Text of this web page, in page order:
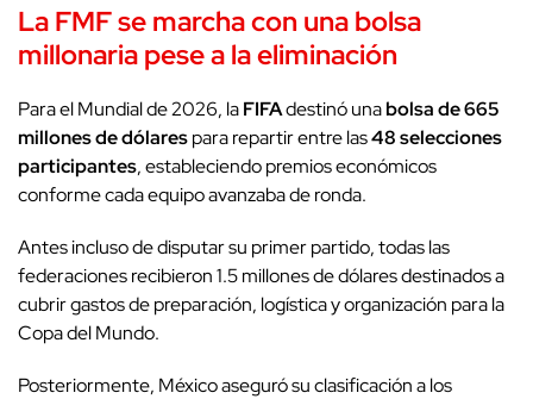
La FMF se marcha con una bolsa
millonaria pese a laeliminación
Para el Mundial de 2026, laFIFAdestinó unabolsa de 665
millones de dólarespara repartir entre las48 selecciones
participantes, estableciendo premios económicos
conforme cada equipo avanzaba de ronda.
Antes incluso de disputar su primer partido, todas las
federaciones recibieron 1.5 millones de dólares destinados a
cubrir gastos de preparación, logística y organización para la
Copa del Mundo.
Posteriormente, México aseguró su clasificación a los